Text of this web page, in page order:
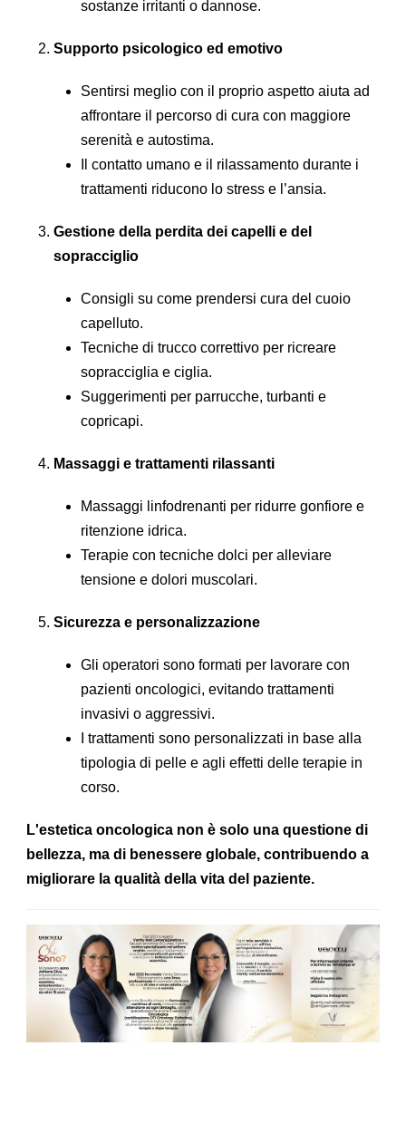
sostanze irritanti o dannose.
Supporto psicologico ed emotivo
Sentirsi meglio con il proprio aspetto aiuta ad
affrontare il percorso di cura con maggiore
serenità e autostima.
Il contatto umano e il rilassamento durante i
trattamenti riducono lo stress e l’ansia.
Gestione della perdita dei capelli e del
sopracciglio
Consigli su come prendersi cura del cuoio
capelluto.
Tecniche di trucco correttivo per ricreare
sopracciglia e ciglia.
Suggerimenti per parrucche, turbanti e
copricapi.
Massaggi e trattamenti rilassanti
Massaggi linfodrenanti per ridurre gonfiore e
ritenzione idrica.
Terapie con tecniche dolci per alleviare
tensione e dolori muscolari.
Sicurezza e personalizzazione
Gli operatori sono formati per lavorare con
pazienti oncologici, evitando trattamenti
invasivi o aggressivi.
I trattamenti sono personalizzati in base alla
tipologia di pelle e agli effetti delle terapie in
corso.
L'estetica oncologica non è solo una questione di
bellezza, ma di benessere globale, contribuendo a
migliorare la qualità della vita del paziente.